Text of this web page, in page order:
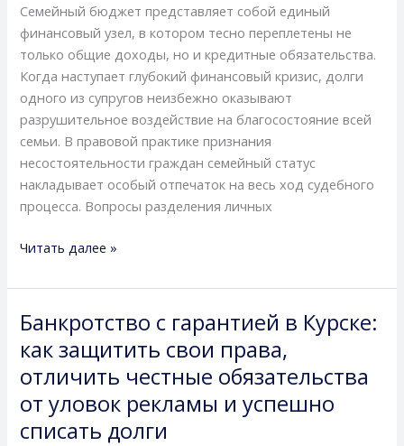
Семейный бюджет представляет собой единый
финансовый узел, в котором тесно переплетены не
только общие доходы, но и кредитные обязательства.
Когда наступает глубокий финансовый кризис, долги
одного из супругов неизбежно оказывают
разрушительное воздействие на благосостояние всей
семьи. В правовой практике признания
несостоятельности граждан семейный статус
накладывает особый отпечаток на весь ход судебного
процесса. Вопросы разделения личных
нажитое
имущество
и
пройти
судебные
процедуры
без
взаимных
потерь
Читать далее »
Банкротство с гарантией в Курске:
как защитить свои права,
отличить честные обязательства
от уловок рекламы и успешно
списать долги
Банкротство
гарантией
в
Курске:
как